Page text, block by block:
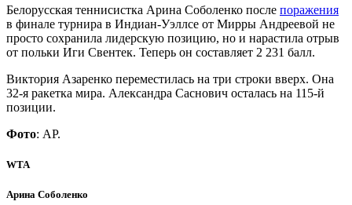
Белорусская теннисистка Арина Соболенко после поражения
в финале турнира в Индиан-Уэллсе от Мирры Андреевой не
просто сохранила лидерскую позицию, но и нарастила отрыв
от польки Иги Свентек. Теперь он составляет 2 231 балл.
Виктория Азаренко переместилась на три строки вверх. Она
32-я ракетка мира. Александра Саснович осталась на 115-й
позиции.
Фото: АР.
WTA
Арина Соболенко